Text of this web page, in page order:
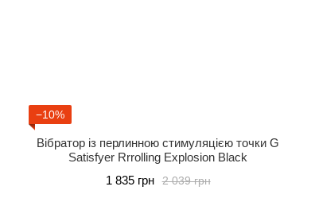
−10%
Вібратор із перлинною стимуляцією точки G
Satisfyer Rrrolling Explosion Black
2 039 грн
1 835 грн